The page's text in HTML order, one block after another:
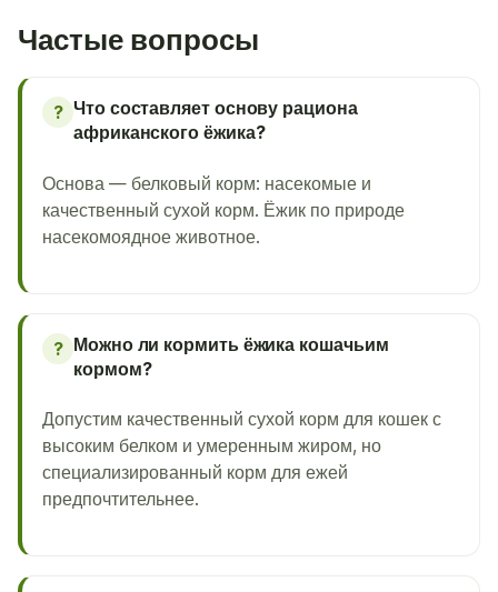
Частые вопросы
? Что составляет основу рациона
африканского ёжика?
Основа — белковый корм: насекомые и
качественный сухой корм. Ёжик по природе
насекомоядное животное.
? Можно ли кормить ёжика кошачьим
кормом?
Допустим качественный сухой корм для кошек с
высоким белком и умеренным жиром, но
специализированный корм для ежей
предпочтительнее.